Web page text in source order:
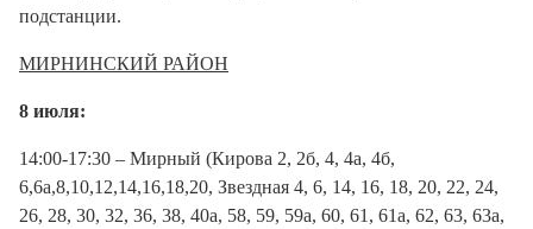
подстанции.
МИРНИНСКИЙ РАЙОН
8 июля:
14:00-17:30 – Мирный (Кирова 2, 2б, 4, 4а, 4б,
6,6а,8,10,12,14,16,18,20, Звездная 4, 6, 14, 16, 18, 20, 22, 24,
26, 28, 30, 32, 36, 38, 40а, 58, 59, 59а, 60, 61, 61а, 62, 63, 63а,